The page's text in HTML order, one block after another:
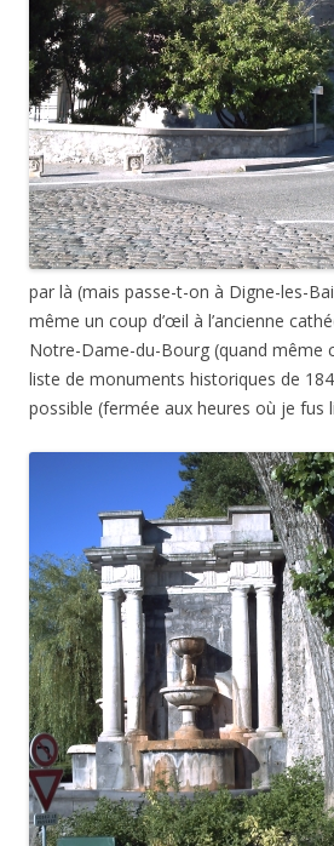
par là (mais passe-t-on à Digne-les-
même un coup d’œil à l’ancienne
Notre-Dame-du-Bourg (quand même
liste de monuments historiques de
possible (fermée aux heures où je fus